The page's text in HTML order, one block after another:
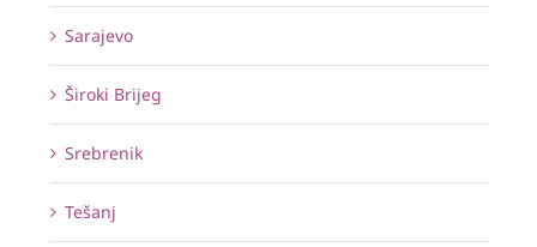
Sarajevo
Široki Brijeg
Srebrenik
Tešanj